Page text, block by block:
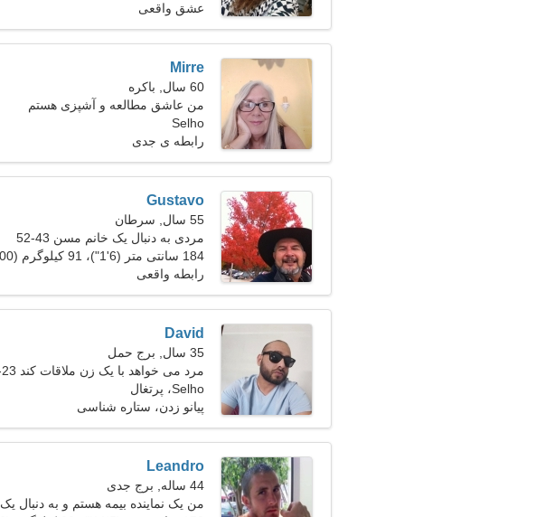
عشق واقعی
Mirre
60 سال, باکره
من عاشق مطالعه و آشپزی هستم
Selho
رابطه ی جدی
Gustavo
55 سال, سرطان
مردی به دنبال یک خانم مسن 43-52
184 سانتی متر (6'1")، 91 کیلوگرم (200 پوند)
رابطه واقعی
David
35 سال, برج حمل
مرد می خواهد با یک زن ملاقات کند 23-31
Selho، پرتغال
پیانو زدن، ستاره شناسی
Leandro
44 ساله, برج جدی
من یک نماینده بیمه هستم و به دنبال